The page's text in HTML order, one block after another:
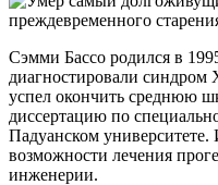
Сэмми Бассо родился в
диагностировали
успел окончить среднюю
диссертацию по
Падуанском университете.
возможности лечения
инженерии.